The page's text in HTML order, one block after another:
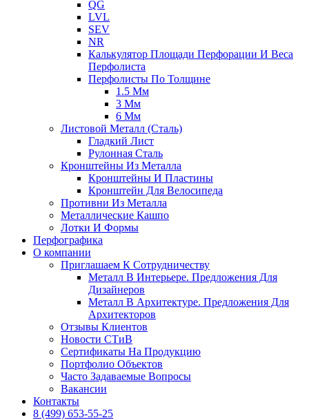
QG
LVL
SEV
NR
Калькулятор Площади Перфорации И Веса
Перфолиста
Перфолисты По Толщине
1.5 Мм
3 Мм
6 Мм
Листовой Металл (сталь)
Гладкий Лист
Рулонная Сталь
Кронштейны Из Металла
Кронштейны И Пластины
Кронштейн Для Велосипеда
Противни Из Металла
Металлические Кашпо
Лотки И Формы
Перфографика
О компании
Приглашаем К Сотрудничеству
Металл В Интерьере. Предложения Для
Дизайнеров
Металл В Архитектуре. Предложения Для
Архитекторов
Отзывы Клиентов
Новости СТиВ
Сертификаты На Продукцию
Портфолио Объектов
Часто Задаваемые Вопросы
Вакансии
Контакты
8 (499) 653-55-25